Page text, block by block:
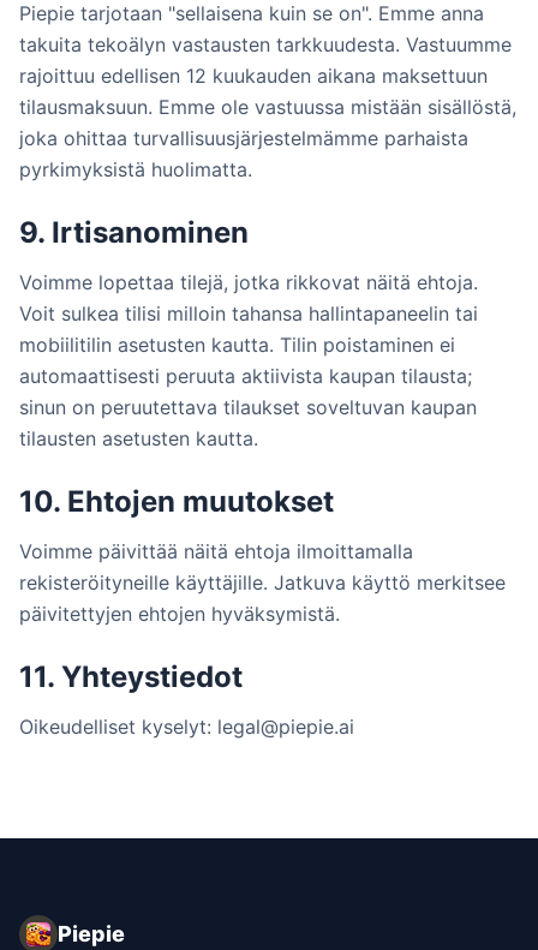
Piepie tarjotaan "sellaisena kuin se on". Emme anna
takuita tekoälyn vastausten tarkkuudesta. Vastuumme
rajoittuu edellisen 12 kuukauden aikana maksettuun
tilausmaksuun. Emme ole vastuussa mistään sisällöstä,
joka ohittaa turvallisuusjärjestelmämme parhaista
pyrkimyksistä huolimatta.
9. Irtisanominen
Voimme lopettaa tilejä, jotka rikkovat näitä ehtoja.
Voit sulkea tilisi milloin tahansa hallintapaneelin tai
mobiilitilin asetusten kautta. Tilin poistaminen ei
automaattisesti peruuta aktiivista kaupan tilausta;
sinun on peruutettava tilaukset soveltuvan kaupan
tilausten asetusten kautta.
10. Ehtojen muutokset
Voimme päivittää näitä ehtoja ilmoittamalla
rekisteröityneille käyttäjille. Jatkuva käyttö merkitsee
päivitettyjen ehtojen hyväksymistä.
11. Yhteystiedot
Oikeudelliset kyselyt: legal@piepie.ai
Piepie